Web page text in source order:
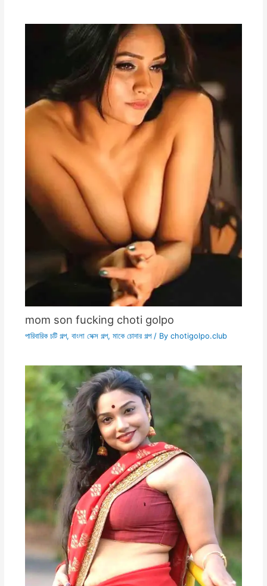
mom son fucking choti golpo
পারিবারিক চটি গল্প, বাংলা সেক্স গল্প, মাকে চোদার গল্প/ By chotigolpo.club